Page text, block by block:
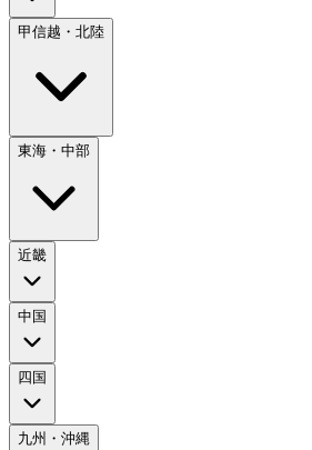
甲信越・北陸
東海・中部
近畿
中国
四国
九州・沖縄